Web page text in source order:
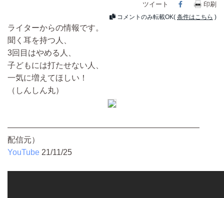
ツイート Facebook
印刷
コメントのみ転載OK( 条件はこちら )
ライターからの情報です。
聞く耳を持つ人、
3回目はやめる人、
子どもには打たせない人、
一気に増えてほしい！
（しんしん丸）
————————————————————————
配信元）
YouTube 21/11/25